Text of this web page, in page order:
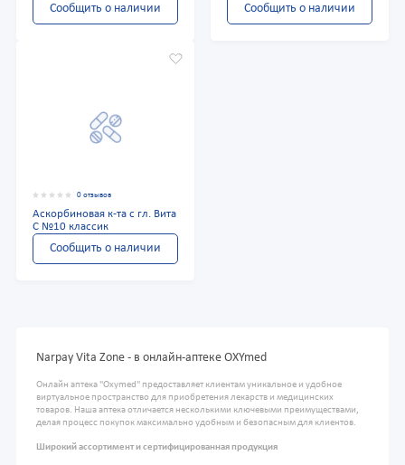
Сообщить о наличии Сообщить о наличии
0 отзывов
Аскорбиновая к-та с гл. Вита
С №10 классик
Сообщить о наличии
Narpay Vita Zone - в онлайн-аптеке OXYmed
Онлайн аптека "Oxymed" предоставляет клиентам уникальное и удобное
виртуальное пространство для приобретения лекарств и медицинских
товаров. Наша аптека отличается несколькими ключевыми преимуществами,
делая процесс покупок максимально удобным и безопасным для клиентов.
Широкий ассортимент и сертифицированная продукция